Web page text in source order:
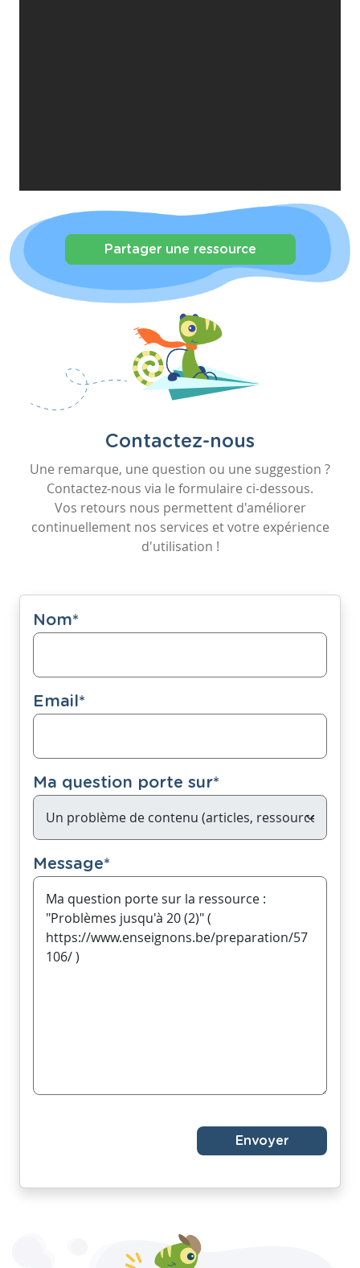
Partager une ressource
Contactez-nous
Une remarque, une question ou une suggestion ?
Contactez-nous via le formulaire ci-dessous.
Vos retours nous permettent d'améliorer
continuellement nos services et votre expérience
d'utilisation !
Nom*
Email*
Ma question porte sur*
Message*
Envoyer